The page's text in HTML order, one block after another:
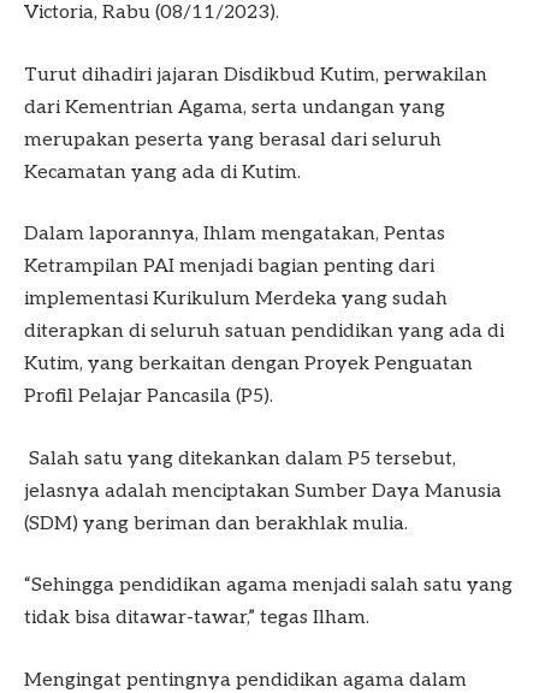
Victoria, Rabu (08/11/2023).
Turut dihadiri jajaran Disdikbud Kutim, perwakilan
dari Kementrian Agama, serta undangan yang
merupakan peserta yang berasal dari seluruh
Kecamatan yang ada di Kutim.
Dalam laporannya, Ihlam mengatakan, Pentas
Ketrampilan PAI menjadi bagian penting dari
implementasi Kurikulum Merdeka yang sudah
diterapkan di seluruh satuan pendidikan yang ada di
Kutim, yang berkaitan dengan Proyek Penguatan
Profil Pelajar Pancasila (P5).
Salah satu yang ditekankan dalam P5 tersebut,
jelasnya adalah menciptakan Sumber Daya Manusia
(SDM) yang beriman dan berakhlak mulia.
“Sehingga pendidikan agama menjadi salah satu yang
tidak bisa ditawar-tawar,” tegas Ilham.
Mengingat pentingnya pendidikan agama dalam